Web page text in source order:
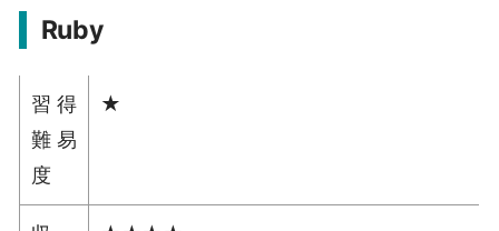
Ruby
習得
難易
度
★